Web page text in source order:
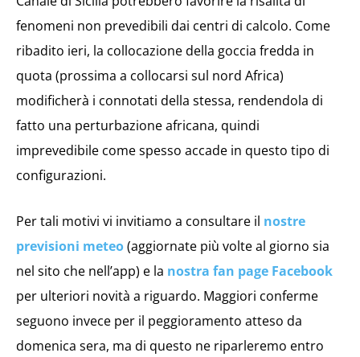
fenomeni non prevedibili dai centri di calcolo. Come
ribadito ieri, la collocazione della goccia fredda in
quota (prossima a collocarsi sul nord Africa)
modificherà i connotati della stessa, rendendola di
fatto una perturbazione africana, quindi
imprevedibile come spesso accade in questo tipo di
configurazioni.
Per tali motivi vi invitiamo a consultare il nostre
previsioni meteo(aggiornate più volte al giorno sia
nel sito che nell’app) e la nostra fan page Facebook
per ulteriori novità a riguardo. Maggiori conferme
seguono invece per il peggioramento atteso da
domenica sera, ma di questo ne riparleremo entro